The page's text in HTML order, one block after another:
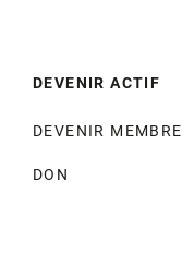
DEVENIR ACTIF
DEVENIR MEMBRE
DON